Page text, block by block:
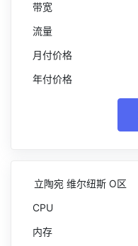
立陶宛 维尔纽斯 O区